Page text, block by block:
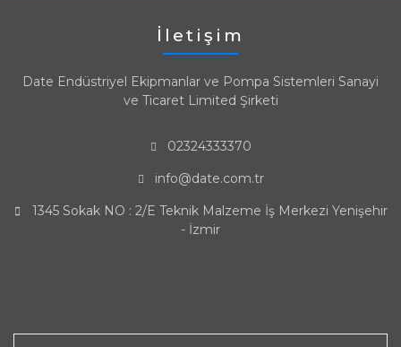
İletişim
Date Endüstriyel Ekipmanlar ve Pompa Sistemleri Sanayi
ve Ticaret Limited Şirketi
02324333370
info@date.com.tr
1345 Sokak NO : 2/E Teknik Malzeme İş Merkezi Yenişehir
- İzmir